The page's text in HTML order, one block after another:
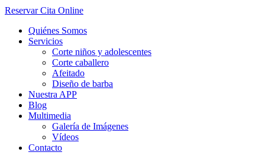
Reservar Cita Online
Quiénes Somos
Servicios
Corte niños y adolescentes
Corte caballero
Afeitado
Diseño de barba
Nuestra APP
Blog
Multimedia
Galería de Imágenes
Vídeos
Contacto